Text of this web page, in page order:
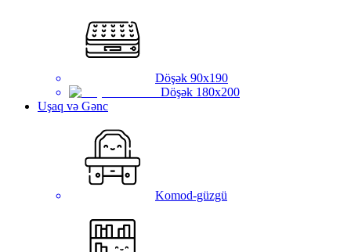
Döşək 90x190
Döşək 180x200
Uşaq və Gənc
Komod-güzgü